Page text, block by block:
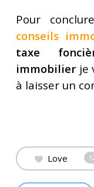
Pour
conseils
taxe
immobilierje
à laisser un
Love